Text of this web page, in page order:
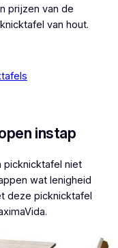
prijzen van de
van hout.
instap
picknicktafel niet
wat lenigheid
deze picknicktafel